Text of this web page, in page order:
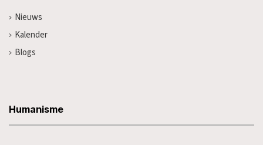
Nieuws
Kalender
Blogs
Humanisme